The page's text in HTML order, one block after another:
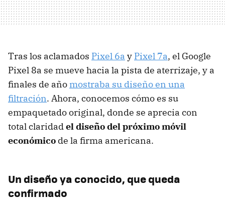
Tras los aclamados Pixel 6a y Pixel 7a, el Google
Pixel 8a se mueve hacia la pista de aterrizaje, y a
finales de año mostraba su diseño en una
filtración. Ahora, conocemos cómo es su
empaquetado original, donde se aprecia con
total claridadel diseño del próximo móvil
económico de la firma americana.
Un diseño ya conocido, que queda
confirmado